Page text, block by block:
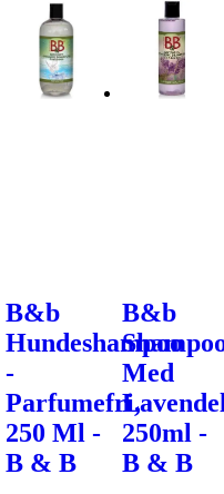
B&b
Hundeshampoo
-
Parfumefri,
250 Ml -
B & B
B&b
Med
250ml -
B & B